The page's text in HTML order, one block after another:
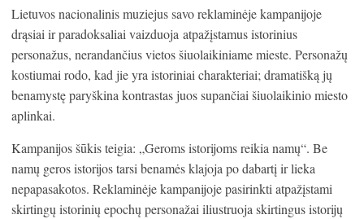
Lietuvos nacionalinis muziejus savo reklaminėje kampanijoje
drąsiai ir paradoksaliai vaizduoja atpažįstamus istorinius
personažus, nerandančius vietos šiuolaikiniame mieste. Personažų
kostiumai rodo, kad jie yra istoriniai charakteriai; dramatišką jų
benamystę paryškina kontrastas juos supančiai šiuolaikinio miesto
aplinkai.
Kampanijos šūkis teigia: „Geroms istorijoms reikia namų“. Be
namų geros istorijos tarsi benamės klajoja po dabartį ir lieka
nepapasakotos. Reklaminėje kampanijoje pasirinkti atpažįstami
skirtingų istorinių epochų personažai iliustruoja skirtingus istorijų